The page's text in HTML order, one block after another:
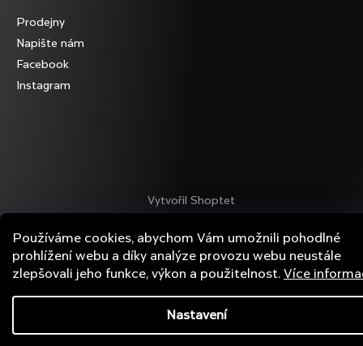
Používáme cookies, abychom Vám umožnili pohodlné
prohlížení webu a díky analýze provozu webu neustále
zlepšovali jeho funkce, výkon a použitelnost.Více
Nastavení
Prodejny
Napište nám
Facebook
Instagram
Vytvořil Shoptet
Přejít
obsah